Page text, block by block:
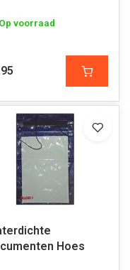
Op voorraad
Hoes